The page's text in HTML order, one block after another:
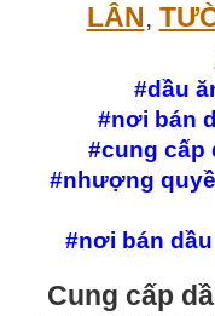
LÂN,
#dầu
#nơi bán
#cung cấp
#nhượng
#nơi bán
Cung cấp